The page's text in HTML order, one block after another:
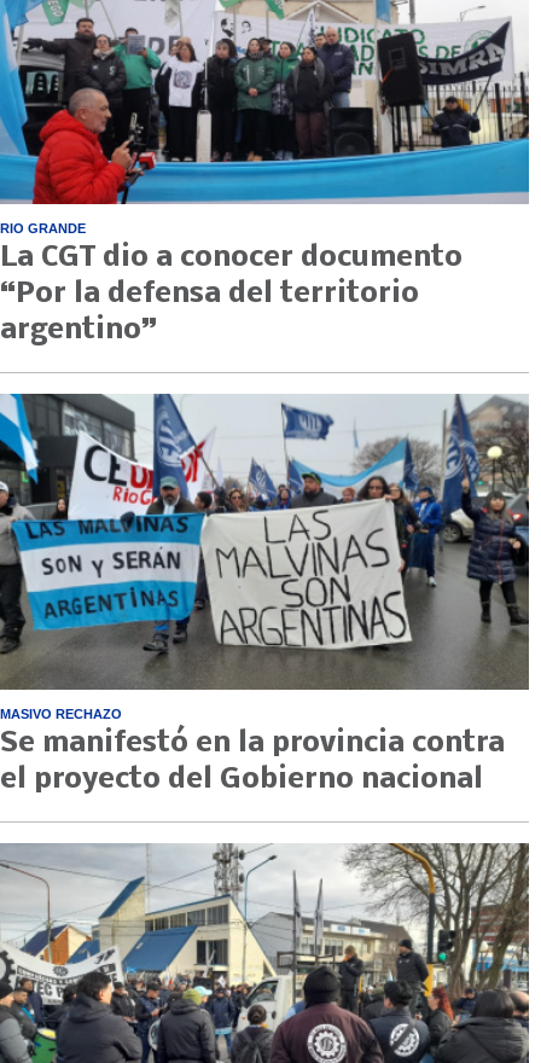
RIO GRANDE
La CGT dio a conocer documento
“Por la defensa del territorio
argentino”
MASIVO RECHAZO
Se manifestó en la provincia contra
el proyecto del Gobierno nacional